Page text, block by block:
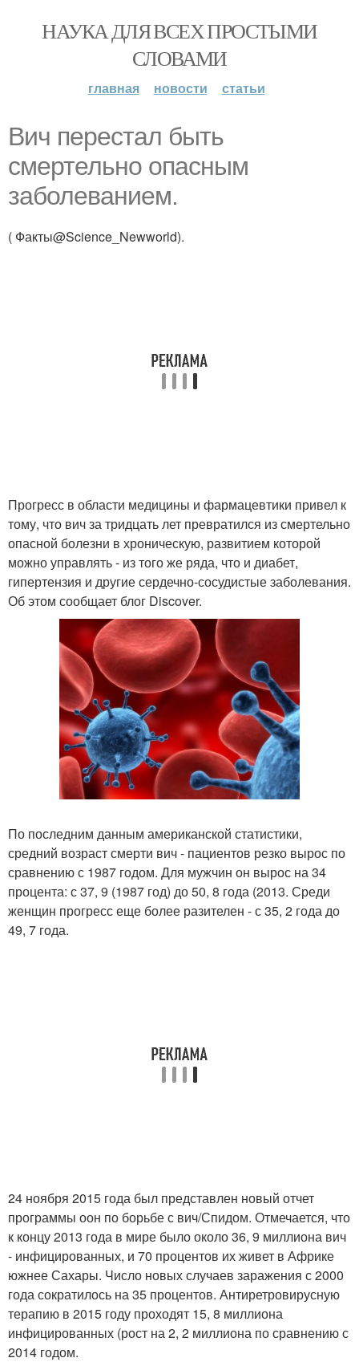
НАУКА ДЛЯ ВСЕХ ПРОСТЫМИ
СЛОВАМИ
главная новости статьи
Вич перестал быть
смертельно опасным
заболеванием.
( Факты@Science_Newworld).
Прогресс в области медицины и фармацевтики привел к
тому, что вич за тридцать лет превратился из смертельно
опасной болезни в хроническую, развитием которой
можно управлять - из того же ряда, что и диабет,
гипертензия и другие сердечно-сосудистые заболевания.
Об этом сообщает блог Discover.
По последним данным американской статистики,
средний возраст смерти вич - пациентов резко вырос по
сравнению с 1987 годом. Для мужчин он вырос на 34
процента: с 37, 9 (1987 год) до 50, 8 года (2013. Среди
женщин прогресс еще более разителен - с 35, 2 года до
49, 7 года.
24 ноября 2015 года был представлен новый отчет
программы оон по борьбе с вич/Спидом. Отмечается, что
к концу 2013 года в мире было около 36, 9 миллиона вич
- инфицированных, и 70 процентов их живет в Африке
южнее Сахары. Число новых случаев заражения с 2000
года сократилось на 35 процентов. Антиретровирусную
терапию в 2015 году проходят 15, 8 миллиона
инфицированных (рост на 2, 2 миллиона по сравнению с
2014 годом.